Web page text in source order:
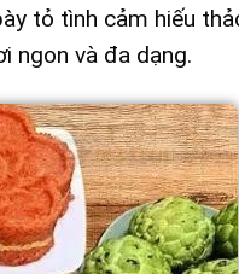
tỏ tình cảm hiếu
ngon và đa dạng.